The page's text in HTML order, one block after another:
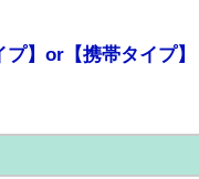
】or【携帯タイプ】